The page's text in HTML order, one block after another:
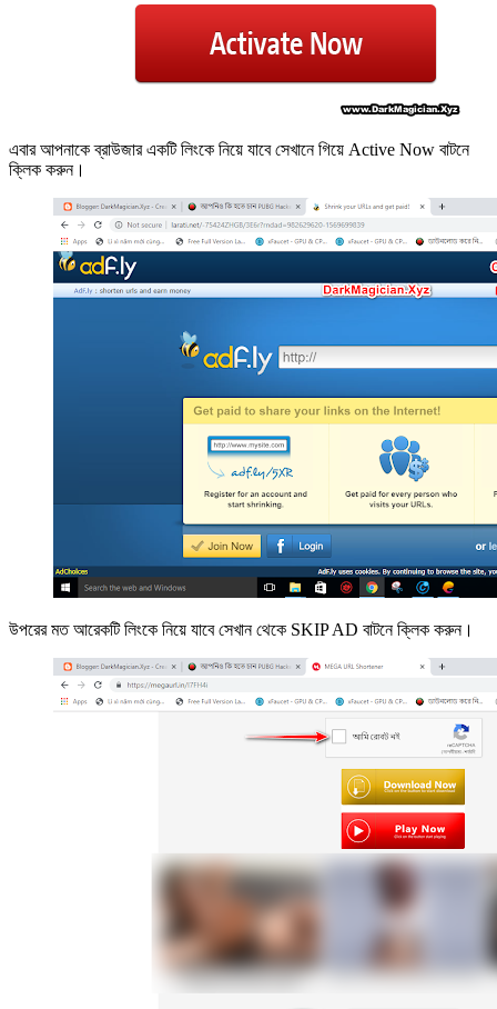
এবার আপনাকে ব্রাউজার একটি লিংকে নিয়ে যাবে সেখানে গিয়ে Active Now বাটনে
ক্লিক করুন।
উপরের মত আরেকটি লিংকে নিয়ে যাবে সেখান থেকে SKIP AD বাটনে ক্লিক করুন।